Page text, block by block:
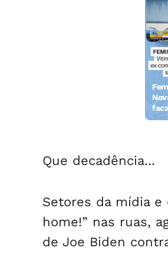
Que decadência...
Setores da mídia
home!” nas ruas,
de Joe Biden